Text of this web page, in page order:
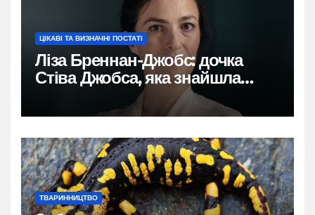
ЦІКАВІ ТА ВИЗНАЧНІ ПОСТАТІ
Ліза Бреннан-Джобс: дочка
Стіва Джобса, яка знайшла
власний голос
ТВАРИННИЦТВО